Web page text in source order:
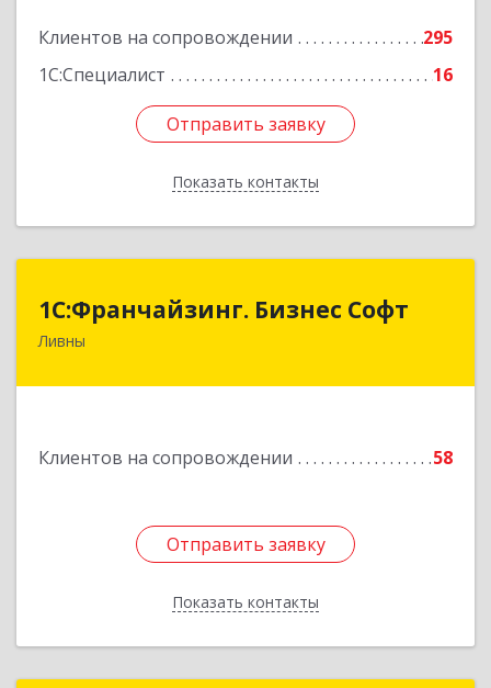
Клиентов на сопровождении
295
1С:Специалист
16
Отправить заявку
Показать контакты
Отправить заявку
Назад
1C:Франчайзинг. Бизнес Софт
Ливны
Клиентов на сопровождении 58
Отправить заявку
Показать контакты
1C:Франчайзинг. Бизнес Софт
303851, Орловская обл, Ливны г, Гайдара ул,
Отправить заявку
Назад